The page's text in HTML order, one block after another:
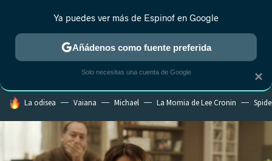
ESTRENOS REALITY ANIME RANKINGS CINE
HOY SE HABLA DE
La odisea Vaiana Michael La Momia de Lee Cronin
×
Ya puedes ver más de Espinof en Google
Añádenos como fuente preferida
Solo necesitas una cuenta de Google